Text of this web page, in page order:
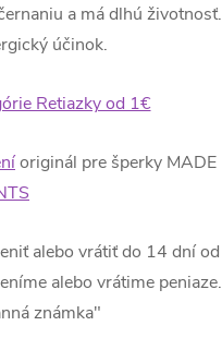
a má dlhú životnosť.
účinok.
Retiazky od 1€
originál pre šperky MADE
alebo vrátiť do 14 dní od
alebo vrátime peniaze.
známka"